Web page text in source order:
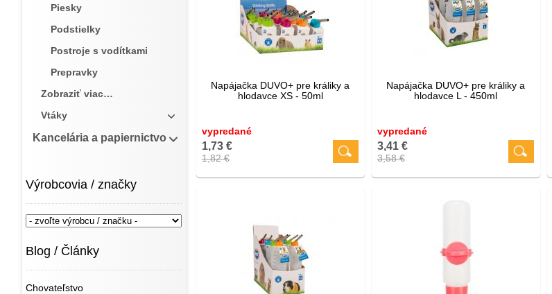
Piesky
Podstielky
Postroje s vodítkami
Prepravky
Zobraziť viac…
Vtáky
Kancelária a papiernictvo
Výrobcovia / značky
Blog / Články
Chovateľstvo
Napájačka DUVO+ pre králiky a
hlodavce XS - 50ml
vypredané
1,73 €
1,82 €
Napájačka DUVO+ pre králiky a
hlodavce L - 450ml
vypredané
3,41 €
3,58 €